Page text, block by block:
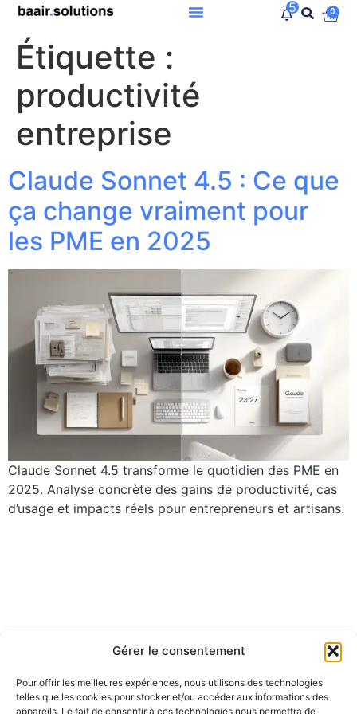
Gérer le consentement
Pour offrir les meilleures expériences, nous utilisons des technologies
telles que les cookies pour stocker et/ou accéder aux informations des
appareils. Le fait de consentir à ces technologies nous permettra de
5 0
Étiquette :
productivité
entreprise
Claude Sonnet 4.5 : Ce que
ça change vraiment pour
les PME en 2025
Claude Sonnet 4.5 transforme le quotidien des PME en
2025. Analyse concrète des gains de productivité, cas
d’usage et impacts réels pour entrepreneurs et artisans.